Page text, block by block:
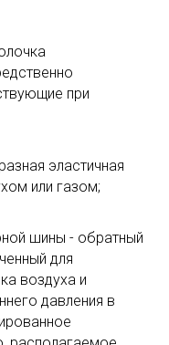
при
эластичная
или газом;
шины - обратный
для
воздуха и
давления в